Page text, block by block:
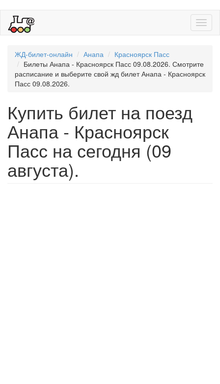
ЖД-билет-онлайн Анапа
Красноярск Пасс
Билеты Анапа - Красноярск Пасс 09.08.2026. Смотрите
расписание и выберите свой жд билет Анапа - Красноярск
Пасс 09.08.2026.
Купить билет на поезд
Анапа - Красноярск
Пасс на сегодня (09
августа).